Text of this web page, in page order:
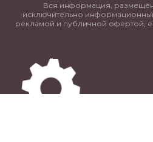
Вся информация,
исключительно
рекламой и публичной офертой,